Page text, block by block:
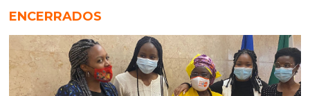
ENCERRADOS